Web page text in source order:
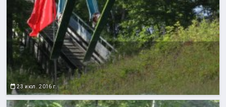
23 июл. 2016 г.